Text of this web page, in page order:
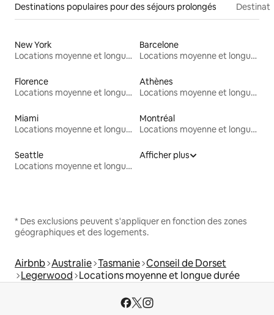
Destinations populaires pour des séjours prolongés
New York
Locations moyenne et longue durée
Barcelone
Locations moyenne et longue durée
Florence
Locations moyenne et longue durée
Athènes
Locations moyenne et longue durée
Miami
Locations moyenne et longue durée
Montréal
Locations moyenne et longue durée
Seattle
Locations moyenne et longue durée
Afficher plus
* Des exclusions peuvent s'appliquer en fonction des zones
géographiques et des logements.
Airbnb Australie Tasmanie Conseil de Dorset
Legerwood Locations moyenne et longue durée